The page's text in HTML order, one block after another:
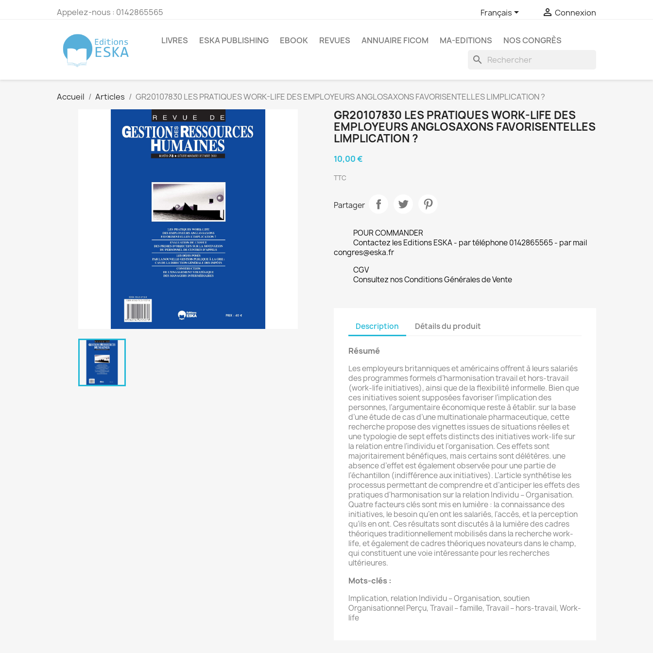
Appelez-nous : 0142865565 Français  Connexion
LIVRES ESKA PUBLISHING EBOOK REVUES ANNUAIRE FICOM MA-EDITIONS NOS CONGRÈS
search
Accueil Articles GR20107830 LES PRATIQUES WORK-LIFE DES EMPLOYEURS ANGLOSAXONS FAVORISENTELLES LIMPLICATION ?
GR20107830 LES PRATIQUES WORK-LIFE DES
EMPLOYEURS ANGLOSAXONS FAVORISENTELLES
LIMPLICATION ?
10,00 €
TTC
Partager
POUR COMMANDER
Contactez les Editions ESKA - par téléphone 0142865565 - par mail
congres@eska.fr
CGV
Consultez nos Conditions Générales de Vente
Description Détails du produit
Résumé
Les employeurs britanniques et américains offrent à leurs salariés
des programmes formels d’harmonisation travail et hors-travail
(work-life initiatives), ainsi que de la flexibilité informelle. Bien que
ces initiatives soient supposées favoriser l’implication des
personnes, l’argumentaire économique reste à établir. sur la base
d’une étude de cas d’une multinationale pharmaceutique, cette
recherche propose des vignettes issues de situations réelles et
une typologie de sept effets distincts des initiatives work-life sur
la relation entre l’individu et l’organisation. Ces effets sont
majoritairement bénéfiques, mais certains sont délétères. une
absence d’effet est également observée pour une partie de
l’échantillon (indifférence aux initiatives). L’article synthétise les
processus permettant de comprendre et d’anticiper les effets des
pratiques d'harmonisation sur la relation Individu – Organisation.
Quatre facteurs clés sont mis en lumière : la connaissance des
initiatives, le besoin qu’en ont les salariés, l’accès, et la perception
qu’ils en ont. Ces résultats sont discutés à la lumière des cadres
théoriques traditionnellement mobilisés dans la recherche work-
life, et également de cadres théoriques novateurs dans le champ,
qui constituent une voie intéressante pour les recherches
ultérieures.
Mots-clés :
Implication, relation Individu – Organisation, soutien
Organisationnel Perçu, Travail – famille, Travail – hors-travail, Work-
life